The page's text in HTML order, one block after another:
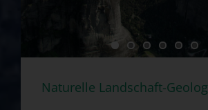
Naturelle Landschaft-